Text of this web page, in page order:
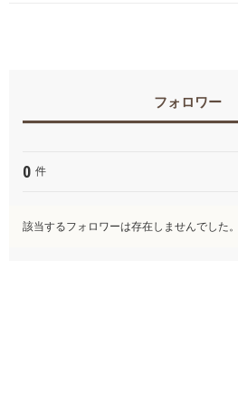
フォロワー
0 件
該当するフォロワーは存在しませんでした。